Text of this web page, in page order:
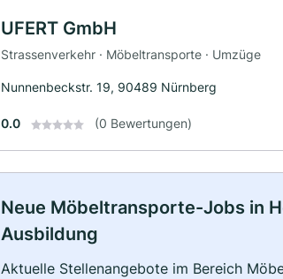
UFERT GmbH
Strassenverkehr · Möbeltransporte · Umzüge
Nunnenbeckstr. 19, 90489 Nürnberg
0.0 (0 Bewertungen)
Neue Möbeltransporte-Jobs in
Ausbildung
Aktuelle Stellenangebote im Bereich